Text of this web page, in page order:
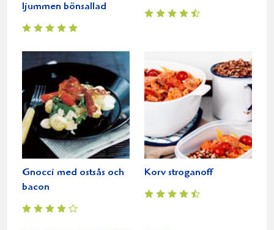
ljummen bönsallad
Gnocci med ostsås och
bacon
Korv stroganoff